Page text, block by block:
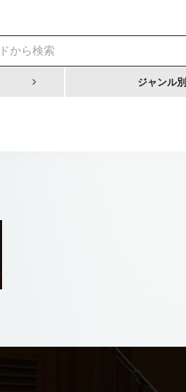
ジャンル別